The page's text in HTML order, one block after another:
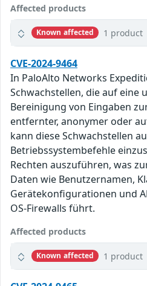
Affected products
Known affected 1 product
CVE-2024-9464
In PaloAlto Networks
Schwachstellen, die auf eine
Bereinigung von Eingaben
entfernter, anonymer oder
kann diese Schwachstellen
Betriebssystembefehle
Rechten auszuführen, was
Daten wie Benutzernamen,
Gerätekonfigurationen und
OS-Firewalls führt.
Affected products
Known affected 1 product